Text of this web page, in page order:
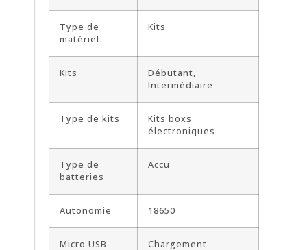
Type de
matériel
Kits
Kits
Débutant,
Intermédiaire
Type de kits
Kits boxs
électroniques
Type de
batteries
Accu
Autonomie 18650
Micro USB Chargement